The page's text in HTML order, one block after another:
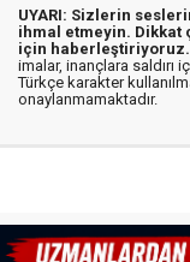
UYARI: Sizlerin
ihmal etmeyin.
için haberleştiriyoruz.
imalar, inançlara saldırı
Türkçe karakter
onaylanmamaktadır.